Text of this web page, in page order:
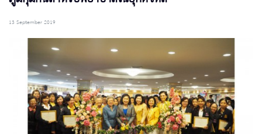
13 September 2019